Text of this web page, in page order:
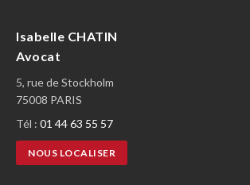
Isabelle CHATIN
Avocat
5, rue de Stockholm
75008 PARIS
Tél : 01 44 63 55 57
NOUS LOCALISER